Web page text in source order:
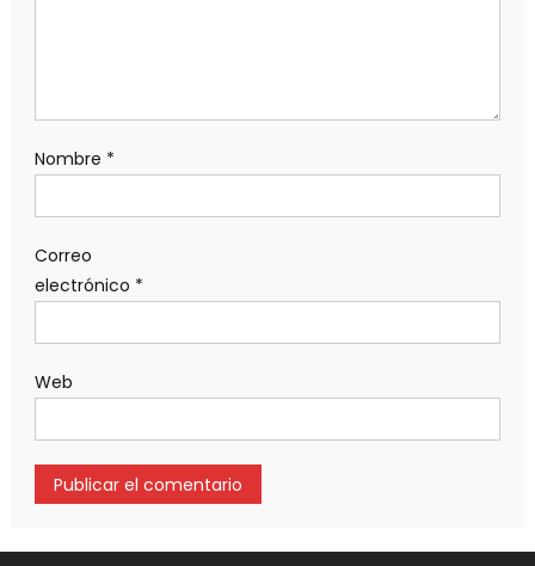
Nombre *
Correo
electrónico *
Web